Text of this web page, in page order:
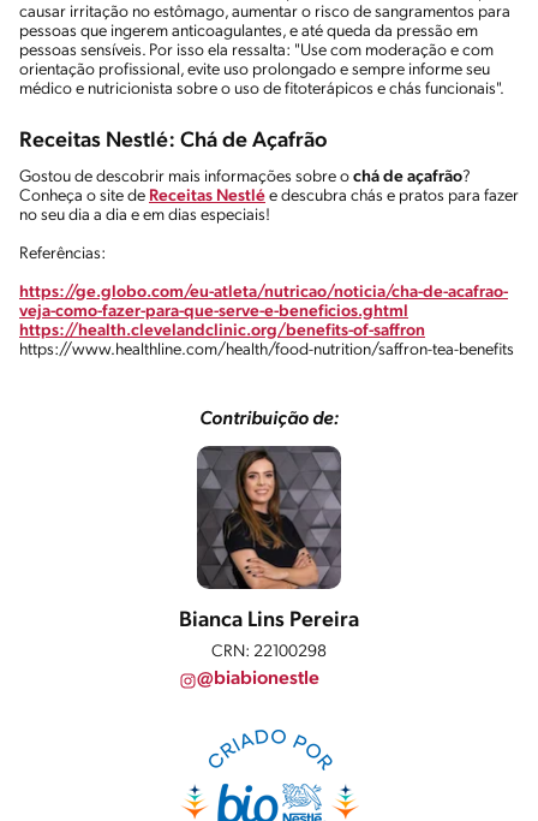
causar irritação no estômago, aumentar o risco de sangramentos para
pessoas que ingerem anticoagulantes, e até queda da pressão em
pessoas sensíveis. Por isso ela ressalta: "Use com moderação e com
orientação profissional, evite uso prolongado e sempre informe seu
médico e nutricionista sobre o uso de fitoterápicos e chás funcionais".
Receitas Nestlé: Chá de Açafrão
Gostou de descobrir mais informações sobre o chá de açafrão?
Conheça o site de Receitas Nestlé e descubra chás e pratos para fazer
no seu dia a dia e em dias especiais!
Referências:
https://ge.globo.com/eu-atleta/nutricao/noticia/cha-de-acafrao-
veja-como-fazer-para-que-serve-e-beneficios.ghtml
https://health.clevelandclinic.org/benefits-of-saffron
https://www.healthline.com/health/food-nutrition/saffron-tea-benefits
Contribuição de:
Bianca Lins Pereira
CRN: 22100298
@biabionestle